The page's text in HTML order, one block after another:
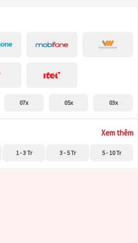
07x 05x 03x
Xem thêm
1 - 3 Tr 3 - 5 Tr 5 - 10 Tr